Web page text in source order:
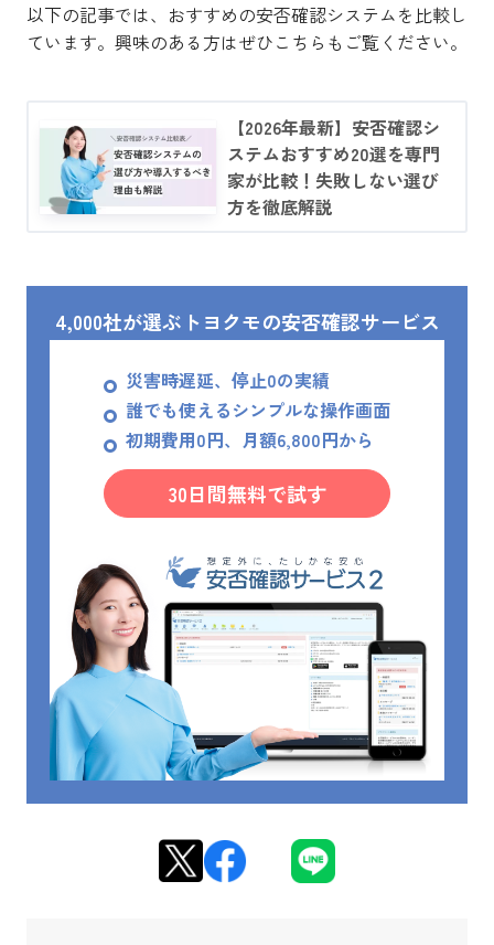
以下の記事では、おすすめの安否確認システムを比較し
ています。興味のある方はぜひこちらもご覧ください。
【2026年最新】安否確認シ
ステムおすすめ20選を専門
家が比較！失敗しない選び
方を徹底解説
4,000社が選ぶトヨクモの安否確認サービス
災害時遅延、停止0の実績
誰でも使えるシンプルな操作画面
初期費用0円、月額6,800円から
30日間無料で試す